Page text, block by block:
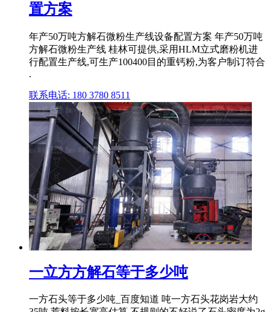
置方案
年产50万吨方解石微粉生产线设备配置方案 年产50万吨
方解石微粉生产线 桂林可提供,采用HLM立式磨粉机进
行配置生产线,可生产100400目的重钙粉,为客户制订符合
.
联系电话: 180 3780 8511
一立方方解石等于多少吨
一方石头等于多少吨_百度知道 吨一方石头花岗岩大约